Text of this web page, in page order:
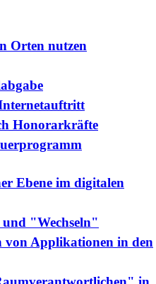
Orten nutzen
Honorarkräfte
Ebene im digitalen
"Wechseln"
von Applikationen in den